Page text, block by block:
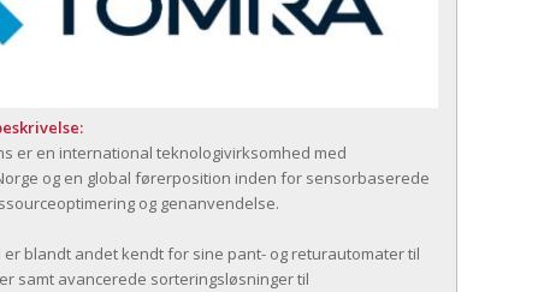
er en international teknologivirksomhed med
og en global førerposition inden for sensorbaserede
og genanvendelse.
blandt andet kendt for sine pant- og returautomater til
samt avancerede sorteringsløsninger til